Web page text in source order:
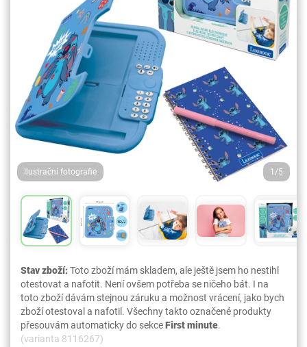
Ilustrační fotografie 1/5
Stav zboží:Toto zboží mám skladem, ale ještě jsem ho nestihl
otestovat a nafotit. Není ovšem potřeba se ničeho bát. I na
toto zboží dávám stejnou záruku a možnost vrácení, jako bych
zboží otestoval a nafotil. Všechny takto označené produkty
přesouvám automaticky do sekceFirst minute.
(varianta 8116267)